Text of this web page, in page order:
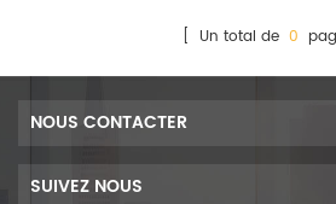
[ Un total de 0
NOUS CONTACTER
SUIVEZ NOUS